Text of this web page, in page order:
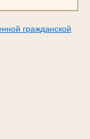
гражданской